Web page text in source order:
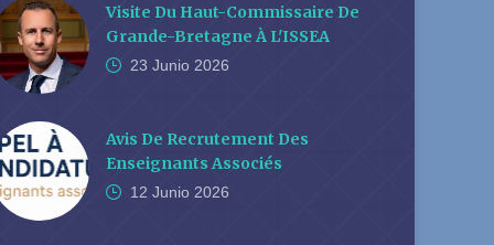
Visite Du Haut-Commissaire De
Grande-Bretagne À L'ISSEA
23 Junio 2026
Avis De Recrutement Des
Enseignants Associés
12 Junio 2026